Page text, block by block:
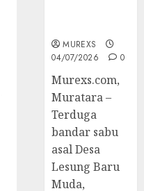
MUREXS
04/07/2026
0
Murexs.com,
Muratara –
Terduga
bandar sabu
asal Desa
Lesung Baru
Muda,